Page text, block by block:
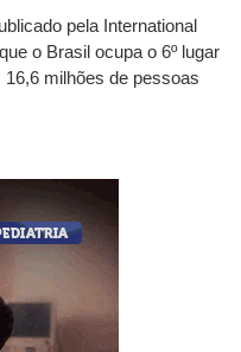
pela International
o Brasil ocupa o 6º lugar
milhões de pessoas